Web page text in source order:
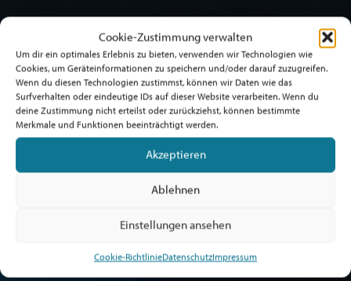
Cookie-Zustimmung verwalten
Um dir ein optimales Erlebnis zu bieten, verwenden wir Technologien wie
Cookies, um Geräteinformationen zu speichern und/oder darauf zuzugreifen.
Wenn du diesen Technologien zustimmst, können wir Daten wie das
Surfverhalten oder eindeutige IDs auf dieser Website verarbeiten. Wenn du
deine Zustimmung nicht erteilst oder zurückziehst, können bestimmte
Merkmale und Funktionen beeinträchtigt werden.
Akzeptieren
Ablehnen
Einstellungen ansehen
Cookie-RichtlinieDatenschutzImpressum